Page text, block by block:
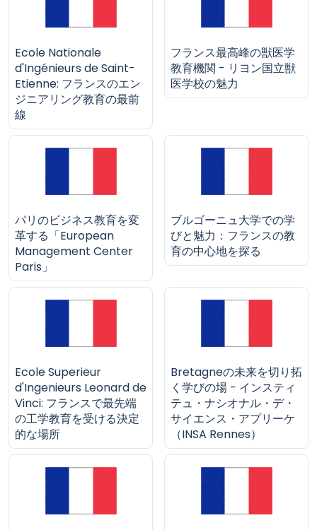
Ecole Nationale
d'Ingénieurs de Saint-
Etienne: フランスのエン
ジニアリング教育の最前
線
フランス最高峰の獣医学
教育機関 - リヨン国立獣
医学校の魅力
パリのビジネス教育を変
革する「European
Management Center
Paris」
ブルゴーニュ大学での学
びと魅力：フランスの教
育の中心地を探る
Ecole Superieur
d'Ingenieurs Leonard de
Vinci: フランスで最先端
の工学教育を受ける決定
的な場所
Bretagneの未来を切り拓
く学びの場 - インスティ
テュ・ナシオナル・デ・
サイエンス・アプリーケ
（INSA Rennes）